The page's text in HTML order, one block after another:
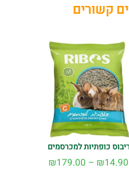
קשורים
כופתיות למכרסמים
₪14.90
–
₪179.00